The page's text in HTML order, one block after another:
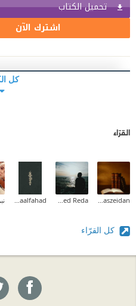
تحميل الكتاب
اشترك الآن
كل
القرّاء
كل القرّاء